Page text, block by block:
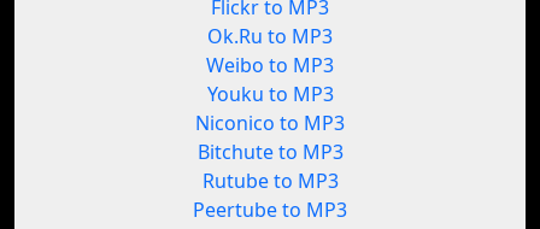
Flickr to MP3
Ok.Ru to MP3
Weibo to MP3
Youku to MP3
Niconico to MP3
Bitchute to MP3
Rutube to MP3
Peertube to MP3